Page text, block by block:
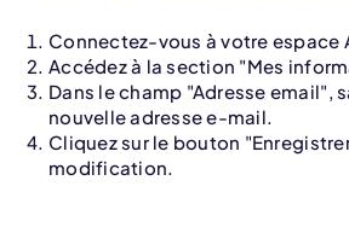
Connectez-vous à votre espace
Accédez à la section "Mes
Dans le champ "Adresse email",
nouvelle adresse e-mail.
Cliquez sur le bouton
modification.